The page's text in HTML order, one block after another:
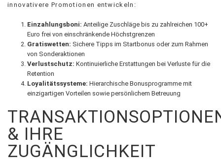
innovativere Promotionen entwickeln:
Einzahlungsboni: Anteilige Zuschläge bis zu zahlreichen 100+
Euro frei von einschränkende Höchstgrenzen
Gratiswetten: Sichere Tipps im Startbonus oder zum Rahmen
von Sonderaktionen
Verlustschutz: Kontinuierliche Erstattungen bei Verluste für die
Retention
Loyalitätssysteme: Hierarchische Bonusprogramme mit
einzigartigen Vorteilen sowie persönlichem Betreuung
& IHRE
ZUGÄNGLICHKEIT